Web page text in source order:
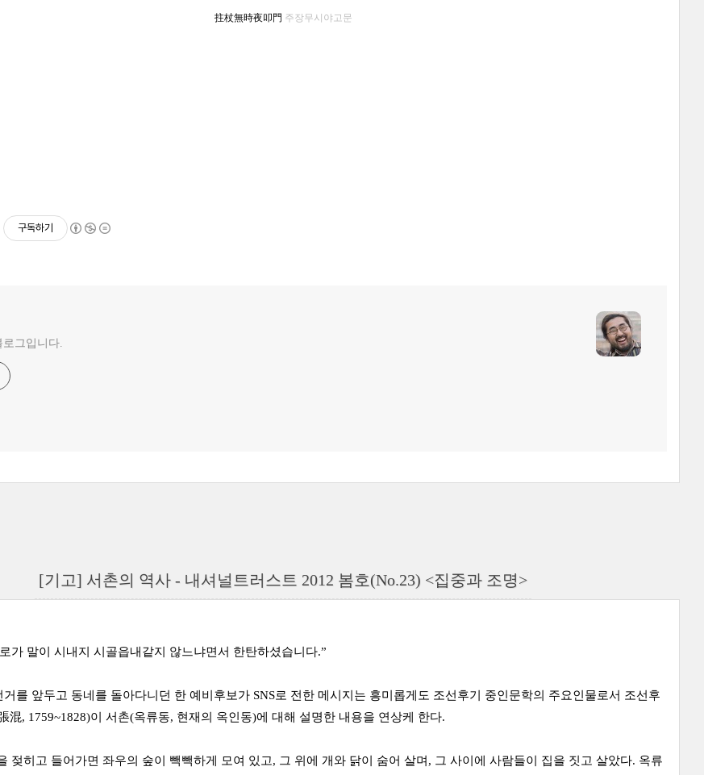
拄杖無時夜叩門 주장무시야고문
구독하기
로그입니다.
[기고] 서촌의 역사 - 내셔널트러스트 2012 봄호(No.23) <집중과 조명>
가 말이 시내지 시골읍내같지 않느냐면서 한탄하셨습니다.”
거를 앞두고 동네를 돌아다니던 한 예비후보가 SNS로 전한 메시지는 흥미롭게도 조선후기 중인문학의 주요인물로서 조선후
混, 1759~1828)이 서촌(옥류동, 현재의 옥인동)에 대해 설명한 내용을 연상케 한다.
젖히고 들어가면 좌우의 숲이 빽빽하게 모여 있고, 그 위에 개와 닭이 숨어 살며, 그 사이에 사람들이 집을 짓고 살았다. 옥류